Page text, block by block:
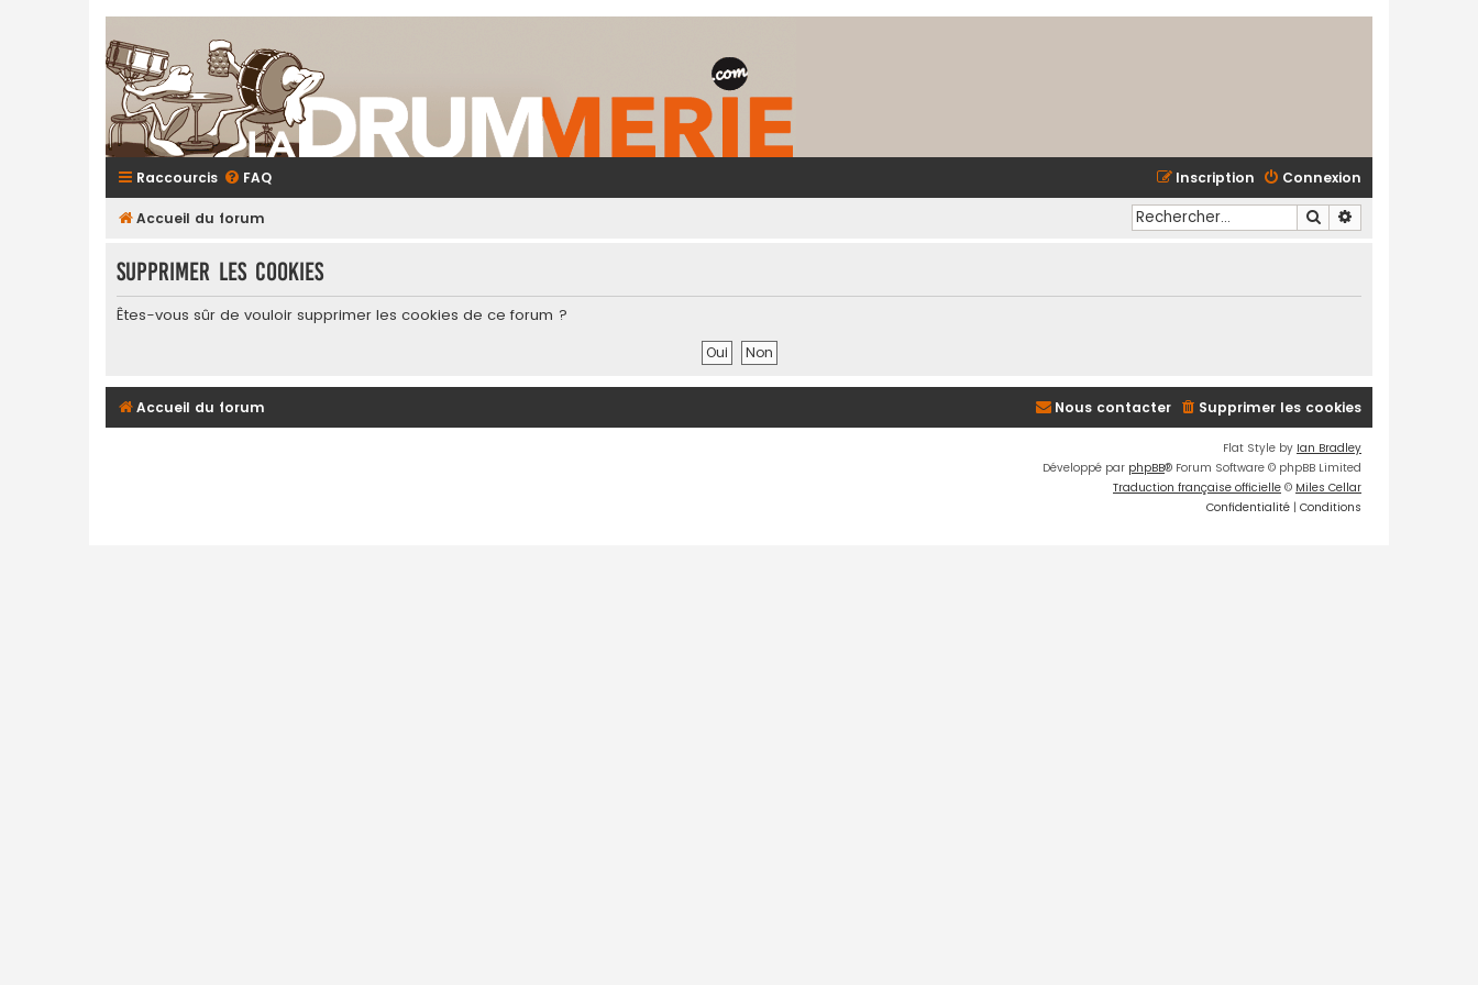
Raccourcis FAQ Connexion
Inscription
Accueil du forum Rechercher
Supprimer les cookies
Êtes-vous sûr de vouloir supprimer les cookies de ce forum ?
Accueil du forum Supprimer les cookies
Nous contacter
Flat Style by Ian Bradley
Développé par phpBB® Forum Software © phpBB Limited
Traduction française officielle © Miles Cellar
Confidentialité | Conditions